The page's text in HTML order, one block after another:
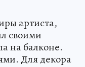
артиста,
своими
на балконе.
Для декора